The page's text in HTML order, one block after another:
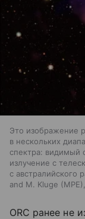
Это изображение
в нескольких
спектра: видимый
излучение с
с австралийского
and M. Kluge
ORC ранее не